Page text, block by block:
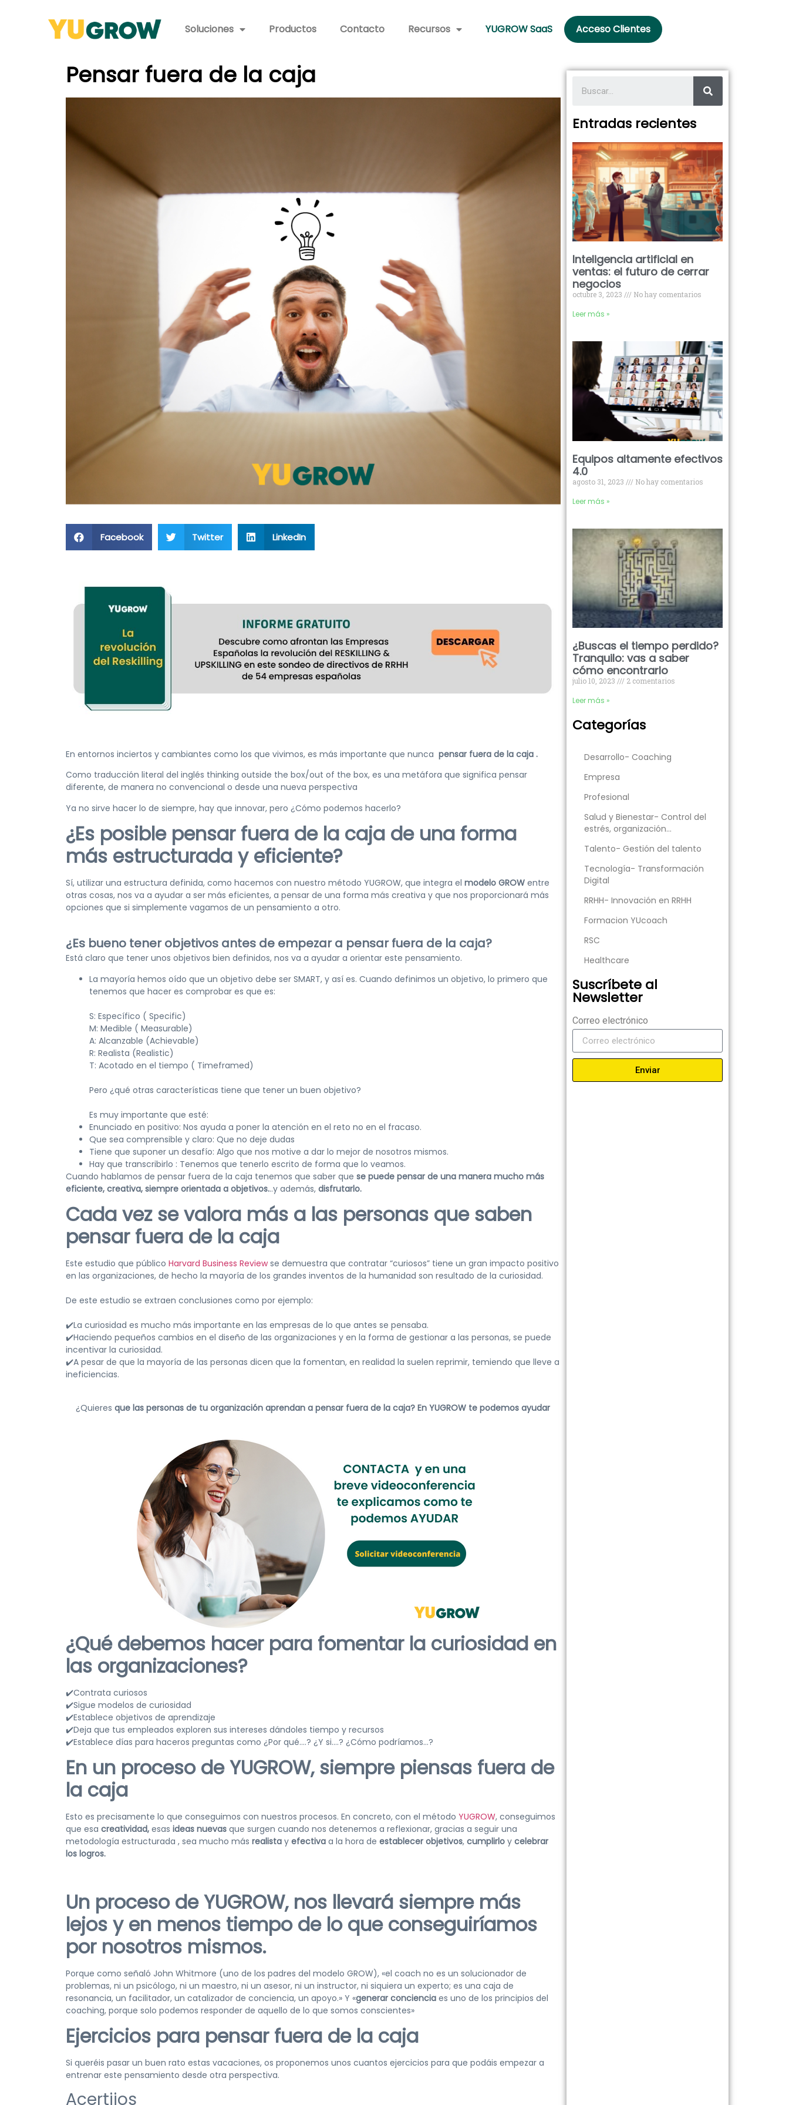
Soluciones Productos Contacto Recursos YUGROW SaaS Acceso Clientes
Pensar fuera de la caja
Facebook Twitter LinkedIn
En entornos inciertos y cambiantes como los que vivimos, es más importante que nunca pensar fuera de la caja .
Como traducción literal del inglés thinking outside the box/out of the box, es una metáfora que significa pensar
diferente, de manera no convencional o desde una nueva perspectiva
Ya no sirve hacer lo de siempre, hay que innovar, pero ¿Cómo podemos hacerlo?
¿Es posible pensar fuera de la caja de una forma
más estructurada y eficiente?
Sí, utilizar una estructura definida, como hacemos con nuestro método YUGROW, que integra el modelo GROW entre
otras cosas, nos va a ayudar a ser más eficientes, a pensar de una forma más creativa y que nos proporcionará más
opciones que si simplemente vagamos de un pensamiento a otro.
¿Es bueno tener objetivos antes de empezar a pensar fuera de la caja?
Está claro que tener unos objetivos bien definidos, nos va a ayudar a orientar este pensamiento.
La mayoría hemos oído que un objetivo debe ser SMART, y así es. Cuando definimos un objetivo, lo primero que
tenemos que hacer es comprobar es que es:
S: Específico ( Specific)
M: Medible ( Measurable)
A: Alcanzable (Achievable)
R: Realista (Realistic)
T: Acotado en el tiempo ( Timeframed)
Pero ¿qué otras características tiene que tener un buen objetivo?
Es muy importante que esté:
Enunciado en positivo: Nos ayuda a poner la atención en el reto no en el fracaso.
Que sea comprensible y claro: Que no deje dudas
Tiene que suponer un desafío: Algo que nos motive a dar lo mejor de nosotros mismos.
Hay que transcribirlo : Tenemos que tenerlo escrito de forma que lo veamos.
Cuando hablamos de pensar fuera de la caja tenemos que saber que se puede pensar de una manera mucho más
eficiente, creativa, siempre orientada a objetivos...y además, disfrutarlo.
Cada vez se valora más a las personas que saben
pensar fuera de la caja
Este estudio que público Harvard Business Reviewse demuestra que contratar “curiosos” tiene un gran impacto positivo
en las organizaciones, de hecho la mayoría de los grandes inventos de la humanidad son resultado de la curiosidad.
De este estudio se extraen conclusiones como por ejemplo:
✔️La curiosidad es mucho más importante en las empresas de lo que antes se pensaba.
✔️Haciendo pequeños cambios en el diseño de las organizaciones y en la forma de gestionar a las personas, se puede
incentivar la curiosidad.
✔️A pesar de que la mayoría de las personas dicen que la fomentan, en realidad la suelen reprimir, temiendo que lleve a
ineficiencias.
¿Quieres que las personas de tu organización aprendan a pensar fuera de la caja? En YUGROW te podemos ayudar
¿Qué debemos hacer para fomentar la curiosidad en
las organizaciones?
✔️Contrata curiosos
✔️Sigue modelos de curiosidad
✔️Establece objetivos de aprendizaje
✔️Deja que tus empleados exploren sus intereses dándoles tiempo y recursos
✔️Establece días para haceros preguntas como ¿Por qué….? ¿Y si….? ¿Cómo podríamos…?
En un proceso de YUGROW, siempre piensas fuera de
la caja
Esto es precisamente lo que conseguimos con nuestros procesos. En concreto, con el método YUGROW, conseguimos
que esa creatividad, esas ideas nuevas que surgen cuando nos detenemos a reflexionar, gracias a seguir una
metodología estructurada , sea mucho más realista y efectiva a la hora de establecer objetivos, cumplirlo y celebrar
los logros.
Un proceso de YUGROW, nos llevará siempre más
lejos y en menos tiempo de lo que conseguiríamos
por nosotros mismos.
Porque como señaló John Whitmore (uno de los padres del modelo GROW), «el coach no es un solucionador de
problemas, ni un psicólogo, ni un maestro, ni un asesor, ni un instructor, ni siquiera un experto; es una caja de
resonancia, un facilitador, un catalizador de conciencia, un apoyo.» Y «generar conciencia es uno de los principios del
coaching, porque solo podemos responder de aquello de lo que somos conscientes»
Ejercicios para pensar fuera de la caja
Si queréis pasar un buen rato estas vacaciones, os proponemos unos cuantos ejercicios para que podáis empezar a
entrenar este pensamiento desde otra perspectiva.
Acertijos
Entradas recientes
Inteligencia artificial en
ventas: el futuro de cerrar
negocios
octubre 3, 2023 No hay comentarios
Leer más »
Equipos altamente efectivos
4.0
agosto 31, 2023 No hay comentarios
Leer más »
¿Buscas el tiempo perdido?
Tranquilo: vas a saber
cómo encontrarlo
julio 10, 2023 2 comentarios
Leer más »
Categorías
Desarrollo- Coaching
Empresa
Profesional
Salud y Bienestar- Control del
estrés, organización…
Talento- Gestión del talento
Tecnología- Transformación
Digital
RRHH- Innovación en RRHH
Formacion YUcoach
RSC
Healthcare
Suscríbete al
Newsletter
Correo electrónico
Enviar